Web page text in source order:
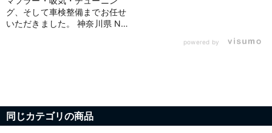
グ、そして車検整備までお任せ
いただきました。 神奈川県 N
スタイルと芯のあるサウンドに
仕上がっています。 吸気系はそ
のままに、ディレクトリンクに
powered by
同じカテゴリの商品